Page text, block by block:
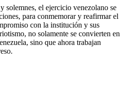
solemnes, el ejercicio venezolano se
para conmemorar y reafirmar el
con la institución y sus
no solamente se convierten en
sino que ahora trabajan